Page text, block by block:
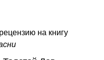
на книгу